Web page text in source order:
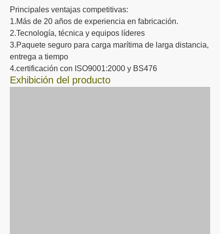
Principales ventajas competitivas:
1.Más de 20 años de experiencia en fabricación.
2.Tecnología, técnica y equipos líderes
3.Paquete seguro para carga marítima de larga distancia,
entrega a tiempo
4.certificación con ISO9001:2000 y BS476
Exhibición del producto